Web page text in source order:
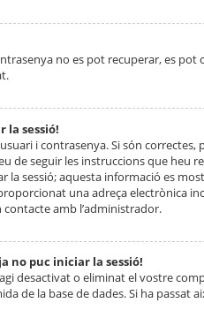
no es pot recuperar, es pot
la sessió!
i contrasenya. Si són correctes,
de seguir les instruccions que heu
la sessió; aquesta informació es
una adreça electrònica
amb l’administrador.
no puc iniciar la sessió!
desactivat o eliminat el vostre
de la base de dades. Si ha